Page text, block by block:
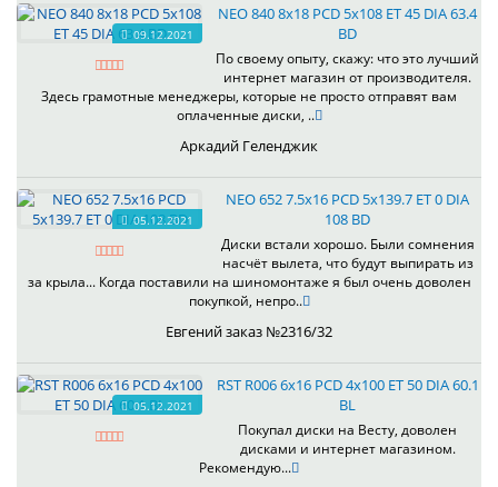
09.12.2021
NEO 840 8x18 PCD 5x108 ET 45 DIA 63.4
BD
По своему опыту, скажу: что это лучший
интернет магазин от производителя.
Здесь грамотные менеджеры, которые не просто отправят вам
оплаченные диски, ..
Аркадий Геленджик
05.12.2021
NEO 652 7.5x16 PCD 5x139.7 ET 0 DIA
108 BD
Диски встали хорошо. Были сомнения
насчёт вылета, что будут выпирать из
за крыла... Когда поставили на шиномонтаже я был очень доволен
покупкой, непро..
Евгений заказ №2316/32
05.12.2021
RST R006 6x16 PCD 4x100 ET 50 DIA 60.1
BL
Покупал диски на Весту, доволен
дисками и интернет магазином.
Рекомендую...